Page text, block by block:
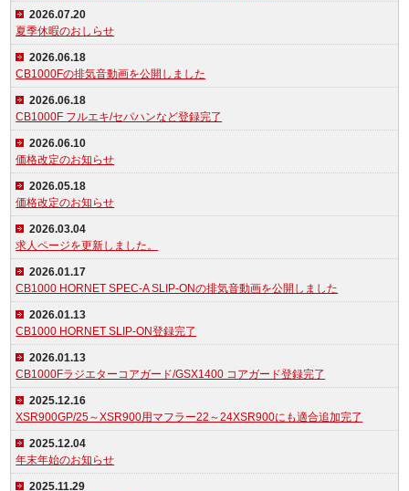
2026.07.20
夏季休暇のおしらせ
2026.06.18
CB1000Fの排気音動画を公開しました
2026.06.18
CB1000F フルエキ/セパハンなど登録完了
2026.06.10
価格改定のお知らせ
2026.05.18
価格改定のお知らせ
2026.03.04
求人ページを更新しました。
2026.01.17
CB1000 HORNET SPEC-A SLIP-ONの排気音動画を公開しました
2026.01.13
CB1000 HORNET SLIP-ON登録完了
2026.01.13
CB1000Fラジエターコアガード/GSX1400 コアガード登録完了
2025.12.16
XSR900GP/25～XSR900用マフラー22～24XSR900にも適合追加完了
2025.12.04
年末年始のお知らせ
2025.11.29